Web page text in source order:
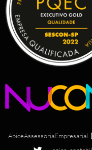
ApiceAssessoriaEmpresarial